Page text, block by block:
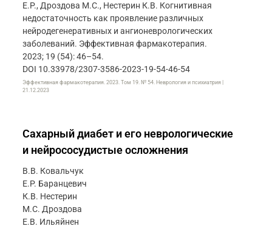
Е.Р., Дроздова М.С., Нестерин К.В. Когнитивная
недостаточность как проявление различных
нейродегенеративных и ангионеврологических
заболеваний. Эффективная фармакотерапия.
2023; 19 (54): 46–54.
DOI 10.33978/2307-3586-2023-19-54-46-54
Эффективная фармакотерапия. 2023. Том 19. № 54. Неврология и психиатрия |
21.12.2023
Сахарный диабет и его неврологические
и нейрососудистые осложнения
В.В. Ковальчук
Е.Р. Баранцевич
К.В. Нестерин
М.С. Дроздова
Е.В. Ильяйнен